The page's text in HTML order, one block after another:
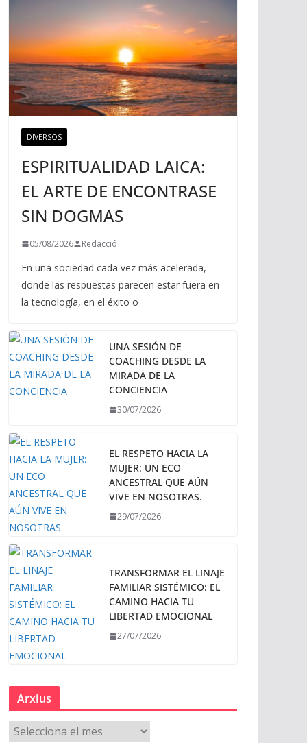
DIVERSOS
ESPIRITUALIDAD LAICA:
EL ARTE DE ENCONTRASE
SIN DOGMAS
05/08/2026 Redacció
En una sociedad cada vez más acelerada,
donde las respuestas parecen estar fuera en
la tecnología, en el éxito o
UNA SESIÓN DE
COACHING DESDE LA
MIRADA DE LA
CONCIENCIA
30/07/2026
EL RESPETO HACIA LA
MUJER: UN ECO
ANCESTRAL QUE AÚN
VIVE EN NOSOTRAS.
29/07/2026
TRANSFORMAR EL LINAJE
FAMILIAR SISTÉMICO: EL
CAMINO HACIA TU
LIBERTAD EMOCIONAL
27/07/2026
Arxius